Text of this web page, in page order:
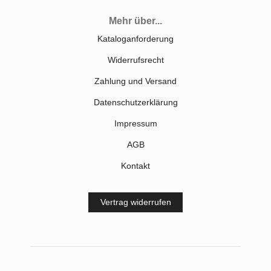
Mehr über...
Kataloganforderung
Widerrufsrecht
Zahlung und Versand
Datenschutzerklärung
Impressum
AGB
Kontakt
Vertrag widerrufen